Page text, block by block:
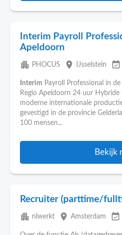
Interim Payroll
Apeldoorn
apartment PHOCUS place IJsselstein event_available
Interim Payroll Professional in
Regio Apeldoorn 24 uur Hybride
moderne internationale
gevestigd in de provincie
100 mensen...
Bekijk
Recruiter (parttime/
apartment nlwerkt place Amsterdam event_available